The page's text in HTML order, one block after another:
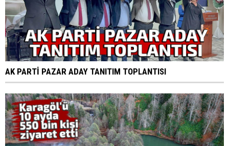
AK PARTİ PAZAR ADAY TANITIM TOPLANTISI